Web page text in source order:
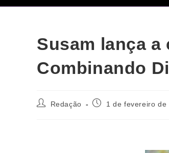
Susam lança a
Combinando
Redação 1 de fevereiro de